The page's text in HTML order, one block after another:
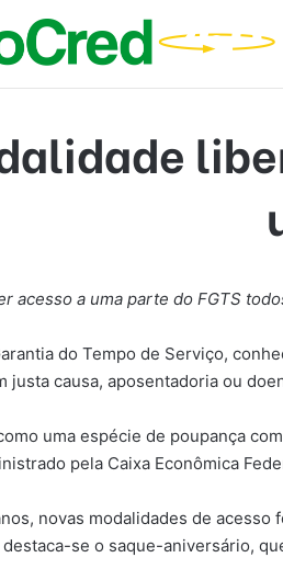
acesso a uma parte do FGTS
do Tempo de Serviço,
justa causa, aposentadoria ou
uma espécie de poupança
pela Caixa Econômica
novas modalidades de
se o saque-aniversário,